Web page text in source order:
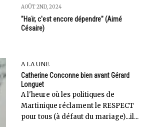
AOÛT 2ND, 2024
"Haïr, c'est encore dépendre" (Aimé
Césaire)
A LA UNE
Catherine Conconne bien avant Gérard
Longuet
A l'heure où les politiques de
Martinique réclament le RESPECT
pour tous (à défaut du mariage)...il...